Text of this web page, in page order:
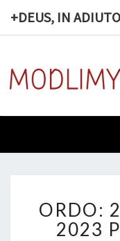
+DEUS, IN
ORDO:
2023